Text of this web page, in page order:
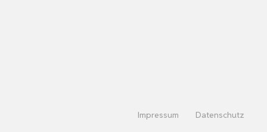
Impressum Datenschutz